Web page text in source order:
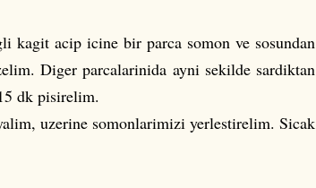
acip icine bir parca somon ve sosundan
Diger parcalarinida ayni sekilde sardiktan
dk pisirelim.
uzerine somonlarimizi yerlestirelim. Sicak